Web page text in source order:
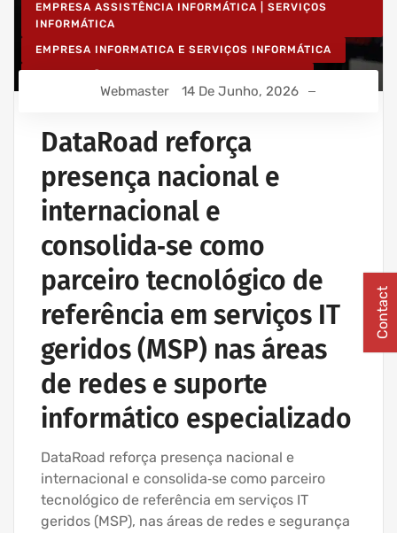
EMPRESA ASSISTÊNCIA INFORMÁTICA | SERVIÇOS
INFORMÁTICA
EMPRESA INFORMATICA E SERVIÇOS INFORMÁTICA
MANUTENÇÃO INFORMÁTICA EMPRESAS
PROJETOS CABLAGEM E REDES INFORMÁTICA
Webmaster 14 De Junho, 2026
DataRoad reforça
presença nacional e
internacional e
consolida‑se como
parceiro tecnológico de
referência em serviços IT
geridos (MSP) nas áreas
de redes e suporte
informático especializado
DataRoad reforça presença nacional e
internacional e consolida‑se como parceiro
tecnológico de referência em serviços IT
geridos (MSP), nas áreas de redes e segurança
Contact